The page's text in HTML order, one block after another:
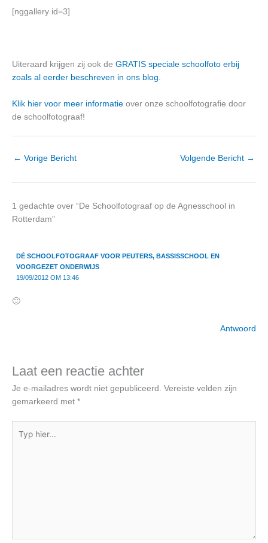
[nggallery id=3]
Uiteraard krijgen zij ook de GRATIS speciale schoolfoto erbij
zoals al eerder beschreven in ons blog.
Klik hier voor meer informatie over onze schoolfotografie door
de schoolfotograaf!
← Vorige Bericht Volgende Bericht →
1 gedachte over “De Schoolfotograaf op de Agnesschool in
Rotterdam”
DÉ SCHOOLFOTOGRAAF VOOR PEUTERS, BASSISSCHOOL EN
VOORGEZET ONDERWIJS
19/09/2012 OM 13:46
🙂
Antwoord
Laat een reactie achter
Je e-mailadres wordt niet gepubliceerd. Vereiste velden zijn
gemarkeerd met *
hier...